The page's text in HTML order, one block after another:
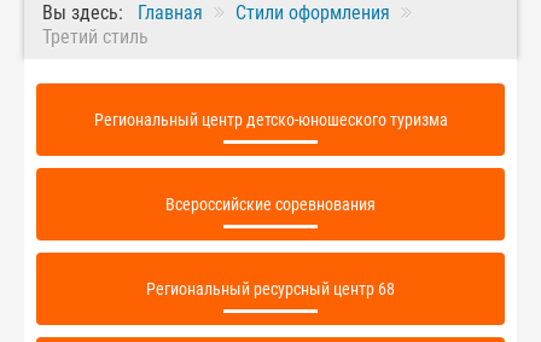
Вы здесь: Главная
Стили оформления
Третий стиль
Региональный центр детско-юношеского туризма
Всероссийские соревнования
Региональный ресурсный центр 68